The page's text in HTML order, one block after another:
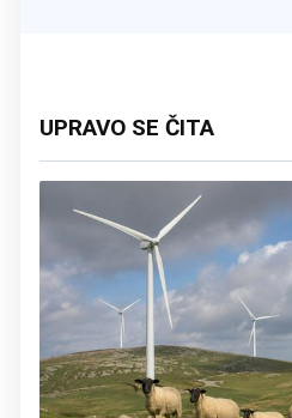
UPRAVO SE ČITA